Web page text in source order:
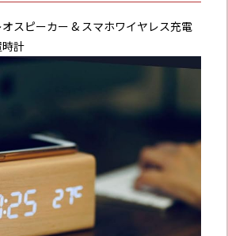
スピーカー & スマホワイヤレス充電
計